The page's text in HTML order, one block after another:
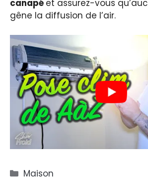
canapé et assurez-vous
gêne la diffusion de l’air.
Catégories
Maison